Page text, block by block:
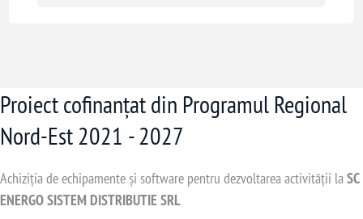
Proiect cofinanțat din Programul Regional
Nord-Est 2021 - 2027
Achiziția de echipamente și software pentru dezvoltarea activității laSC
ENERGO SISTEM DISTRIBUTIE SRL